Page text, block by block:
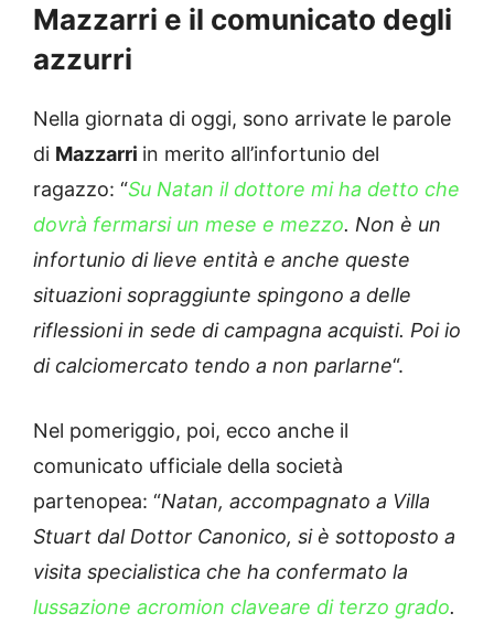
Mazzarri e il comunicato degli
azzurri
Nella giornata di oggi, sono arrivate le parole
di Mazzarri in merito all’infortunio del
ragazzo: “Su Natan il dottore mi ha detto che
dovrà fermarsi un mese e mezzo. Non è un
infortunio di lieve entità e anche queste
situazioni sopraggiunte spingono a delle
riflessioni in sede di campagna acquisti. Poi io
di calciomercato tendo a non parlarne“.
Nel pomeriggio, poi, ecco anche il
comunicato ufficiale della società
partenopea: “Natan, accompagnato a Villa
Stuart dal Dottor Canonico, si è sottoposto a
visita specialistica che ha confermato la
lussazione acromion claveare di terzo grado.